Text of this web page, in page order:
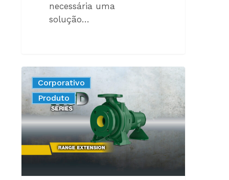
necessária uma
solução…
AS
NOVAS
BOMBAS
DA
SERIE
NCD
Corporativo
New
Produto